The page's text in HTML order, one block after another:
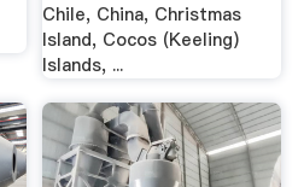
Chile, China, Christmas
Island, Cocos (Keeling)
Islands, ...